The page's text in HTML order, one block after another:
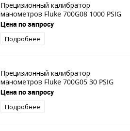
Прецизионный калибратор
манометров Fluke 700G08 1000 PSIG
Цена по запросу
Подробнее
Прецизионный калибратор
манометров Fluke 700G05 30 PSIG
Цена по запросу
Подробнее